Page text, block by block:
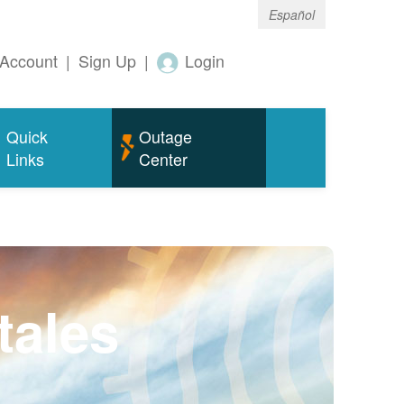
Español
| Sign Up | Login
Quick
Links
Outage
Center